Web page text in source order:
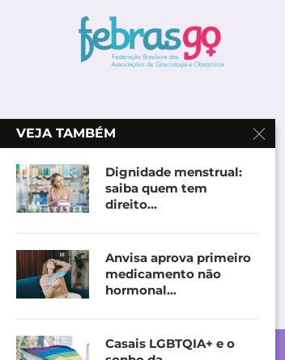
VEJA TAMBÉM
Dignidade menstrual:
saiba quem tem
direito...
Anvisa aprova primeiro
medicamento não
hormonal...
Casais LGBTQIA+ e o